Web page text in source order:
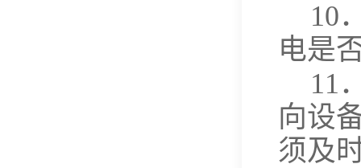
10
电是
11
向设
须及